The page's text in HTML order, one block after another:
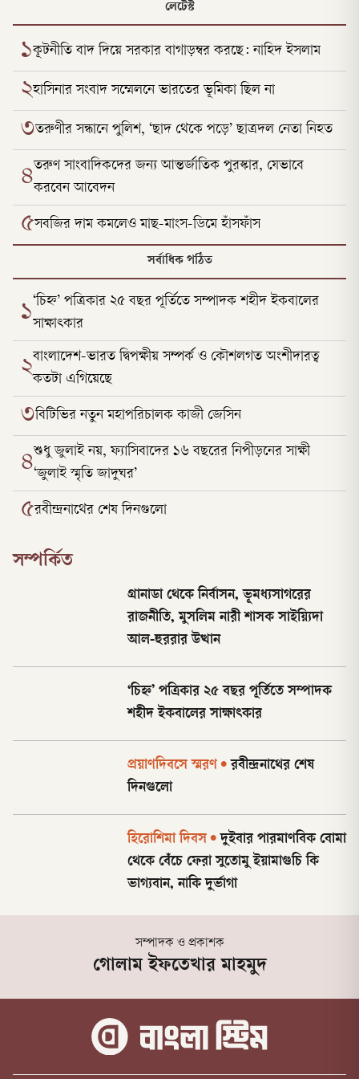
লেটেস্ট
১কূটনীতি বাদ দিয়ে সরকার বাগাড়ম্বর করছে: নাহিদ ইসলাম
২হাসিনার সংবাদ সম্মেলনে ভারতের ভূমিকা ছিল না
৩তরুণীর সন্ধানে পুলিশ, ‘ছাদ থেকে পড়ে’ ছাত্রদল নেতা নিহত
৪তরুণ সাংবাদিকদের জন্য আন্তর্জাতিক পুরস্কার, যেভাবে
করবেন আবেদন
৫সবজির দাম কমলেও মাছ-মাংস-ডিমে হাঁসফাঁস
সর্বাধিক পঠিত
১‘চিহ্ন’ পত্রিকার ২৫ বছর পূর্তিতে সম্পাদক শহীদ ইকবালের
সাক্ষাৎকার
২বাংলাদেশ-ভারত দ্বিপক্ষীয় সম্পর্ক ও কৌশলগত অংশীদারত্ব
কতটা এগিয়েছে
৩বিটিভির নতুন মহাপরিচালক কাজী জেসিন
৪শুধু জুলাই নয়, ফ্যাসিবাদের ১৬ বছরের নিপীড়নের সাক্ষী
‘জুলাই স্মৃতি জাদুঘর’
৫রবীন্দ্রনাথের শেষ দিনগুলো
সম্পর্কিত
গ্রানাডা থেকে নির্বাসন, ভূমধ্যসাগরের
রাজনীতি, মুসলিম নারী শাসক সাইয়্যিদা
আল-হুররার উত্থান
‘চিহ্ন’ পত্রিকার ২৫ বছর পূর্তিতে সম্পাদক
শহীদ ইকবালের সাক্ষাৎকার
প্রয়াণদিবসে স্মরণ • রবীন্দ্রনাথের শেষ
দিনগুলো
হিরোশিমা দিবস • দুইবার পারমাণবিক বোমা
থেকে বেঁচে ফেরা সুতোমু ইয়ামাগুচি কি
ভাগ্যবান, নাকি দুর্ভাগা
সম্পাদক ও প্রকাশক
গোলাম ইফতেখার মাহমুদ